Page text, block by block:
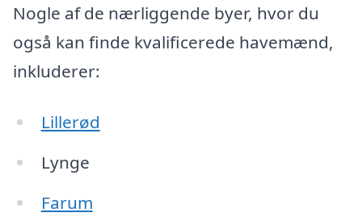
Nogle af de nærliggende byer, hvor du
også kan finde kvalificerede havemænd,
inkluderer:
Lillerød
Lynge
Farum